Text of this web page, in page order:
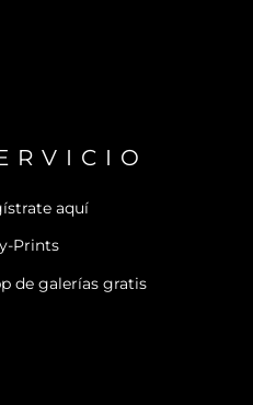
aquí
Prints
de galerías gratis